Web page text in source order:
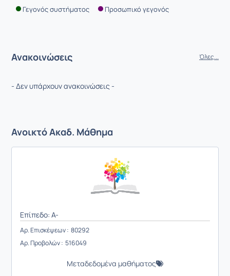
Γεγονός συστήματος
Προσωπικό γεγονός
Ανακοινώσεις Όλες...
- Δεν υπάρχουν ανακοινώσεις -
Ανοικτό Ακαδ. Μάθημα
Επίπεδο: A-
Αρ. Επισκέψεων : 80292
Αρ. Προβολών : 516049
Μεταδεδομένα μαθήματος